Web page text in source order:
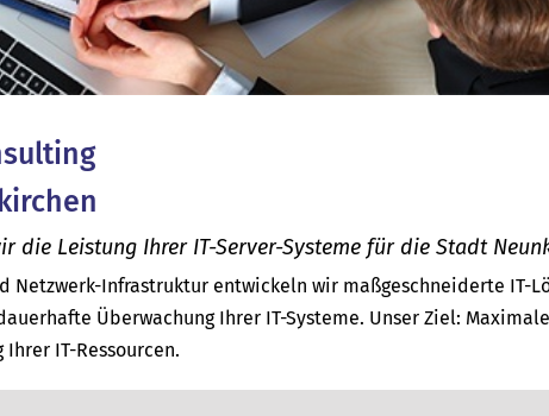
die Leistung Ihrer IT-Server-Systeme für die Stadt
Infrastruktur entwickeln wir maßgeschneiderte IT-
Überwachung Ihrer IT-Systeme. Unser Ziel: Maximale
IT-Ressourcen.